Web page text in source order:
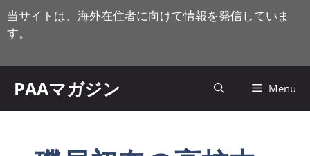
コ
ン
テ
ス
当サイトは、海外在住者に向けて情報を発信していま
す。
PAAマガジン Menu